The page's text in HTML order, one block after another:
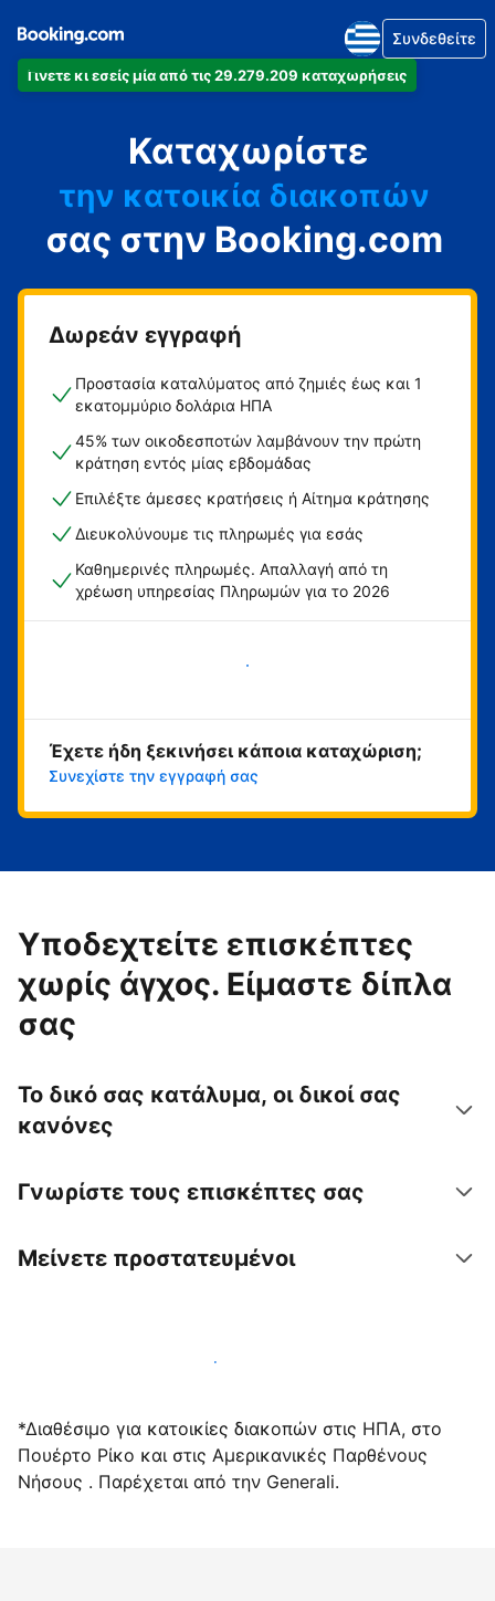
Γίνετε κι εσείς μία από τις 29.279.209 καταχωρήσεις
Συνδεθείτε
Καταχωρίστε
το ξενοδοχείο
την κατοικία διακοπών
τον ξενώνα
τη βίλα
σας στην Booking.com
Δωρεάν εγγραφή
Προστασία καταλύματος από ζημιές έως και 1
εκατομμύριο δολάρια ΗΠΑ
45% των οικοδεσποτών λαμβάνουν την πρώτη
κράτηση εντός μίας εβδομάδας
Επιλέξτε άμεσες κρατήσεις ή Αίτημα κράτησης
Διευκολύνουμε τις πληρωμές για εσάς
Καθημερινές πληρωμές. Απαλλαγή από τη
χρέωση υπηρεσίας Πληρωμών για το 2026
Ξεκινήστε τώρα
Έχετε ήδη ξεκινήσει κάποια καταχώριση;
Συνεχίστε την εγγραφή σας
Υποδεχτείτε επισκέπτες
χωρίς άγχος. Είμαστε δίπλα
σας
Το δικό σας κατάλυμα, οι δικοί σας
κανόνες
Γνωρίστε τους επισκέπτες σας
Μείνετε προστατευμένοι
Υποδεχτείτε επισκέπτες μαζί μας σήμερα
*Διαθέσιμο για κατοικίες διακοπών στις ΗΠΑ, στο
Πουέρτο Ρίκο και στις Αμερικανικές Παρθένους
Νήσους . Παρέχεται από την Generali.